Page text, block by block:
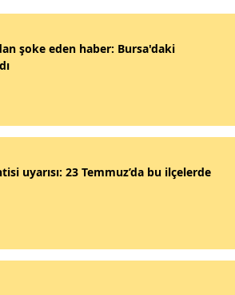
şoke eden haber: Bursa'daki
uyarısı: 23 Temmuz’da bu ilçelerde